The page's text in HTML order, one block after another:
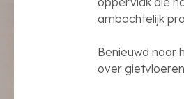
ambachtelijk
Benieuwd naar
over